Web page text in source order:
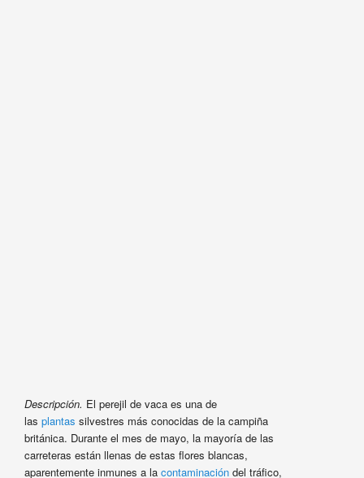
Descripción. El perejil de vaca es una de
las plantas silvestres más conocidas de la campiña
británica. Durante el mes de mayo, la mayoría de las
carreteras están llenas de estas flores blancas,
aparentemente inmunes a la contaminacióndel tráfico,